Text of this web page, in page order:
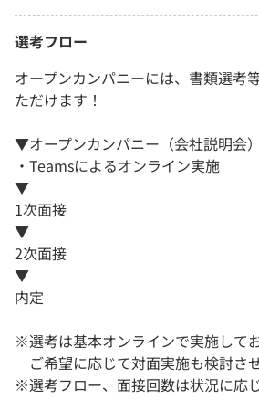
選考フロー
オープンカンパニーには、書類選考
ただけます！
▼オープンカンパニー（会社説明会）
・Teamsによるオンライン実施
▼
1次面接
▼
2次面接
▼
内定
※選考は基本オンラインで実施して
ご希望に応じて対面実施も検討さ
※選考フロー、面接回数は状況に応